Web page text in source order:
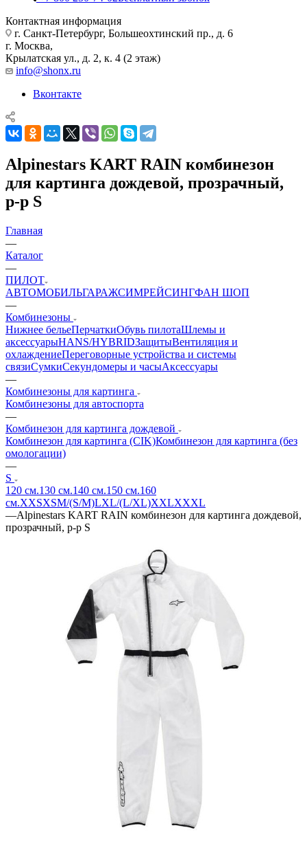
Контактная информация
г. Санкт-Петербург, Большеохтинский пр., д. 6
г. Москва,
Крылатская ул., д. 2, к. 4 (2 этаж)
info@shonx.ru
Вконтакте
Alpinestars KART RAIN комбинезон
для картинга дождевой, прозрачный,
р-р S
Главная
—
Каталог
—
ПИЛОТ
АВТОМОБИЛЬГАРАЖСИМРЕЙСИНГФАН ШОП
—
Комбинезоны
Нижнее бельеПерчаткиОбувь пилотаШлемы и
аксессуарыHANS/HYBRIDЗащитыВентиляция и
охлаждениеПереговорные устройства и системы
связиСумкиСекундомеры и часыАксессуары
—
Комбинезоны для картинга
Комбинезоны для автоспорта
—
Комбинезон для картинга дождевой
Комбинезон для картинга (CIK)Комбинезон для картинга (без
омологации)
—
S
120 см.130 см.140 см.150 см.160
см.XXSXSM/(S/M)LXL/(L/XL)XXLXXXL
—Alpinestars KART RAIN комбинезон для картинга дождевой,
прозрачный, р-р S